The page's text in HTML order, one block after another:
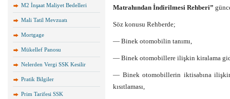
M2 İnşaat Maliyet Bedelleri
Mali Tatil Mevzuatı
Mortgage
Mükellef Panosu
Nelerden Vergi SSK Kesilir
Pratik Bilgiler
Prim Tarifesi SSK
Matrahından İndirilmesi Rehberi”
Söz konusu Rehberde;
— Binek otomobilin tanımı,
— Binek otomobillere ilişkin kiralama
— Binek otomobillerin iktisabına
kısıtlaması,